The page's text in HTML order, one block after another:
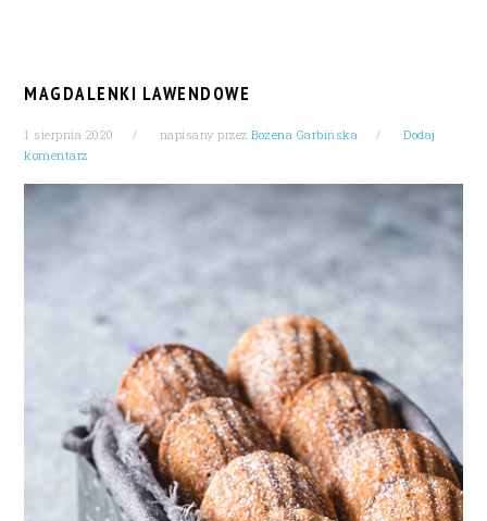
MAGDALENKI LAWENDOWE
1 sierpnia 2020 napisany przezBożena Garbińska
Dodaj
komentarz